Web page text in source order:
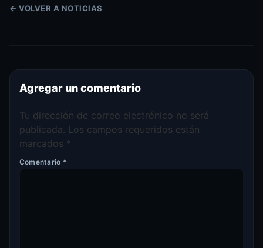
← VOLVER A NOTICIAS
Agregar un comentario
Tu dirección de correo electrónico no será
publicada. Los campos requeridos están
marcados *
Comentario *